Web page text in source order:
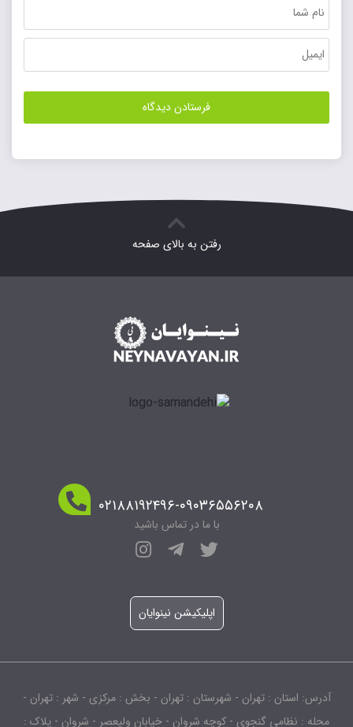
رفتن به بالای صفحه
۰۲۱۸۸۱۹۲۴۹۶-۰۹۰۳۶۵۵۶۲۰۸
با ما در تماس باشید
اپلیکیشن نینوایان
آدرس: استان : تهران - شهرستان : تهران - بخش : مرکزی - شهر : تهران -
محله : نظامی گنجوی - کوچه شروان - خیابان ولیعصر - شروان - پلاک :